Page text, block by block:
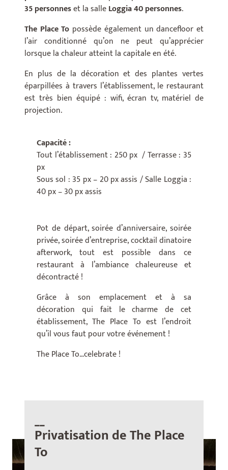
35 personneset la salleLoggia 40 personnes.
The Place To possède également un dancefloor et
l’air conditionné qu’on ne peut qu’apprécier
lorsque la chaleur atteint la capitale en été.
En plus de la décoration et des plantes vertes
éparpillées à travers l’établissement, le restaurant
est très bien équipé : wifi, écran tv, matériel de
projection.
Capacité :
Tout l’établissement : 250 px / Terrasse : 35
px
Sous sol : 35 px – 20 px assis / Salle Loggia :
40 px – 30 px assis
Pot de départ, soirée d’anniversaire, soirée
privée, soirée d’entreprise, cocktail dinatoire
afterwork, tout est possible dans ce
restaurant à l’ambiance chaleureuse et
décontracté !
Grâce à son emplacement et à sa
décoration qui fait le charme de cet
établissement, The Place To est l’endroit
qu’il vous faut pour votre événement !
The Place To…celebrate !
__
Privatisation de The Place
To